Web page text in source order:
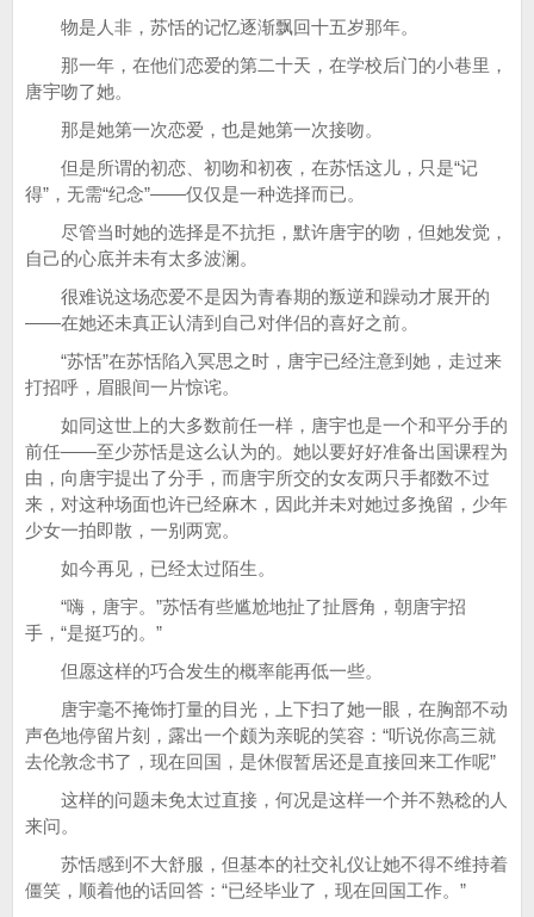
物是人非，苏恬的记忆逐渐飘回十五岁那年。
那一年，在他们恋爱的第二十天，在学校后门的小巷里，
唐宇吻了她。
那是她第一次恋爱，也是她第一次接吻。
但是所谓的初恋、初吻和初夜，在苏恬这儿，只是“记
得”，无需“纪念”——仅仅是一种选择而已。
尽管当时她的选择是不抗拒，默许唐宇的吻，但她发觉，
自己的心底并未有太多波澜。
很难说这场恋爱不是因为青春期的叛逆和躁动才展开的
——在她还未真正认清到自己对伴侣的喜好之前。
“苏恬”在苏恬陷入冥思之时，唐宇已经注意到她，走过来
打招呼，眉眼间一片惊诧。
如同这世上的大多数前任一样，唐宇也是一个和平分手的
前任——至少苏恬是这么认为的。她以要好好准备出国课程为
由，向唐宇提出了分手，而唐宇所交的女友两只手都数不过
来，对这种场面也许已经麻木，因此并未对她过多挽留，少年
少女一拍即散，一别两宽。
如今再见，已经太过陌生。
“嗨，唐宇。”苏恬有些尴尬地扯了扯唇角，朝唐宇招
手，“是挺巧的。”
但愿这样的巧合发生的概率能再低一些。
唐宇毫不掩饰打量的目光，上下扫了她一眼，在胸部不动
声色地停留片刻，露出一个颇为亲昵的笑容：“听说你高三就
去伦敦念书了，现在回国，是休假暂居还是直接回来工作呢”
这样的问题未免太过直接，何况是这样一个并不熟稔的人
来问。
苏恬感到不大舒服，但基本的社交礼仪让她不得不维持着
僵笑，顺着他的话回答：“已经毕业了，现在回国工作。”